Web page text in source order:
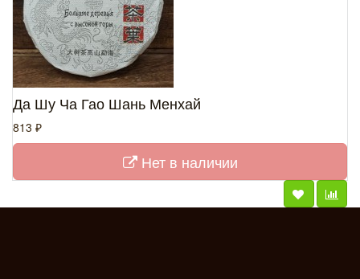
Да Шу Ча Гао Шань Менхай
813 ₽
Нет в наличии